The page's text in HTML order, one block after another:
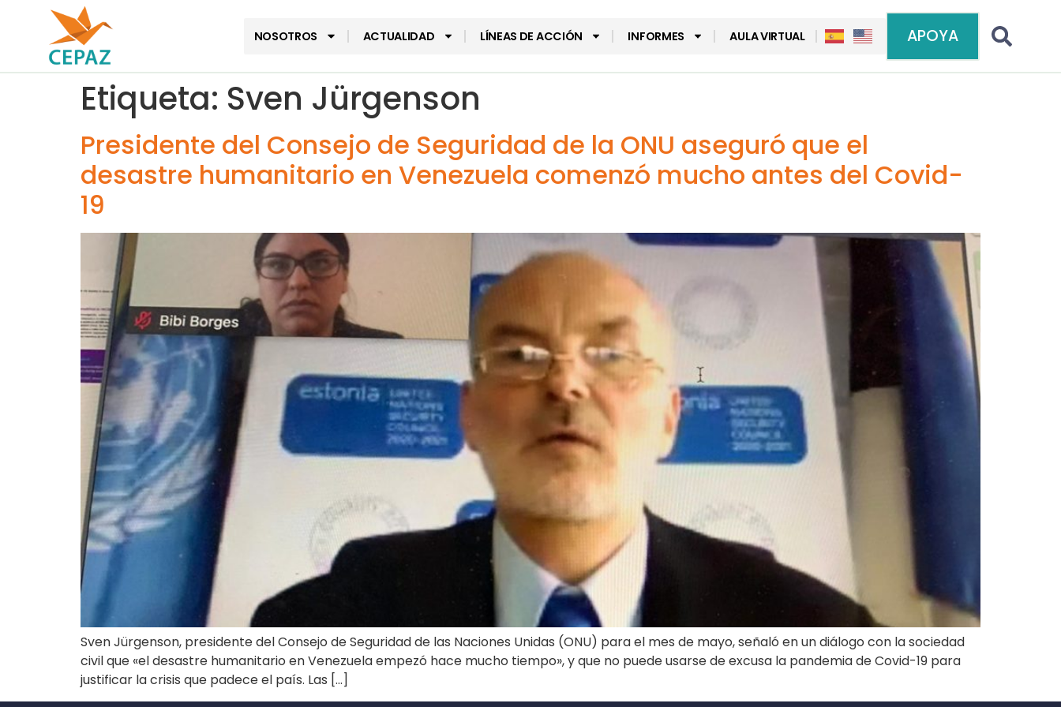
NOSOTROS ACTUALIDAD LÍNEAS DE ACCIÓN INFORMES AULA VIRTUAL APOYA
Etiqueta: Sven Jürgenson
Presidente del Consejo de Seguridad de la ONU aseguró que el
desastre humanitario en Venezuela comenzó mucho antes del Covid-
19
Sven Jürgenson, presidente del Consejo de Seguridad de las Naciones Unidas (ONU) para el mes de mayo, señaló en un diálogo con la sociedad
civil que «el desastre humanitario en Venezuela empezó hace mucho tiempo», y que no puede usarse de excusa la pandemia de Covid-19 para
justificar la crisis que padece el país. Las […]